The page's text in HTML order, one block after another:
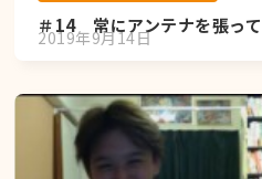
＃14 常にアンテナを張っ
2019年9月14日